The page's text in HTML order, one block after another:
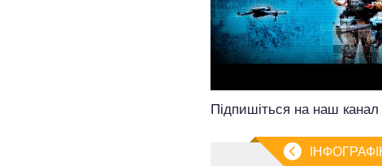
Підпишіться на наш канал